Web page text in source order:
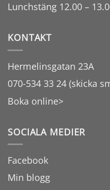
Lunchstäng 12.00 –
KONTAKT
Hermelinsgatan 23A
070-534 33 24 (skicka
Boka online>
SOCIALA MEDIER
Facebook
Min blogg